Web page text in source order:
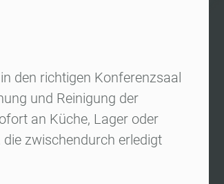
den richtigen Konferenzsaal
und Reinigung der
an Küche, Lager oder
zwischendurch erledigt